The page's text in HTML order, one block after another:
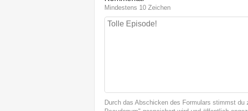
Mindestens 10 Zeichen
Durch das Abschicken des Formulars stimmst